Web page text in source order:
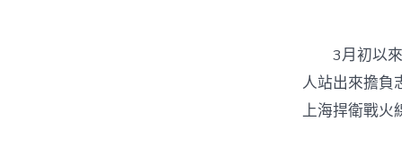
3月初以來
人站出來擔負
上海捍衛戰火